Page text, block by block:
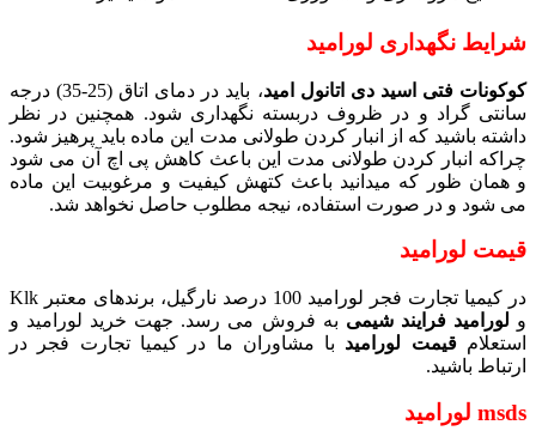
شرایط نگهداری لورامید
کوکونات فتی اسید دی اتانول امید
، باید در دمای اتاق (25-35) درجه
سانتی گراد و در ظروف دربسته نگهداری شود. همچنین در نظر
داشته باشید که از انبار کردن طولانی مدت این ماده باید پرهیز شود.
چراکه انبار کردن طولانی مدت این باعث کاهش پی اچ آن می شود
و همان ظور که میدانید باعث کتهش کیفیت و مرغوبیت این ماده
می شود و در صورت استفاده، نیجه مطلوب حاصل نخواهد شد.
قیمت لورامید
در کیمیا تجارت فجر لورامید 100 درصد نارگیل، برندهای معتبر Klk
و لورامید فرایند شیمی به فروش می رسد. جهت خرید لورامید و
استعلامقیمت لورامید با مشاوران ما در کیمیا تجارت فجر در
ارتباط باشید.
msds لورامید